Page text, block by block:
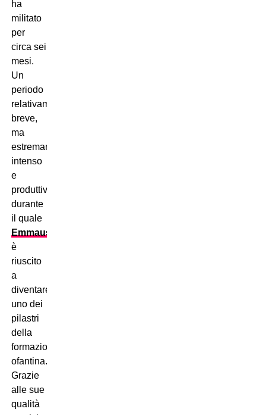
ha
militato
per
circa sei
mesi.
Un
periodo
relativamente
breve,
ma
estremamente
intenso
e
produttivo,
durante
il quale
Emmausso
è
riuscito
a
diventare
uno dei
pilastri
della
formazione
ofantina.
Grazie
alle sue
qualità